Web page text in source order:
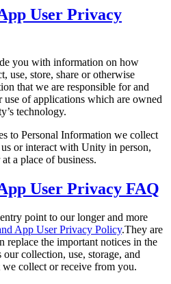
作を制作して成長させる
ームを開発する
ォーム向けにローンチする
ト
スセンター
User Privacy
you with information on how
use, store, share or otherwise
that we are responsible for and
of applications which are owned
technology.
to Personal Information we collect
or interact with Unity in person,
a place of business.
User Privacy FAQ
point to our longer and more
App User Privacy Policy.They are
replace the important notices in the
collection, use, storage, and
collect or receive from you.